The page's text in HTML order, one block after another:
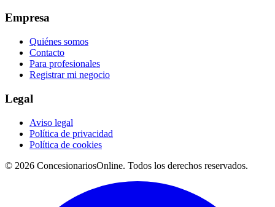
Empresa
Quiénes somos
Contacto
Para profesionales
Registrar mi negocio
Legal
Aviso legal
Política de privacidad
Política de cookies
© 2026 ConcesionariosOnline. Todos los derechos reservados.